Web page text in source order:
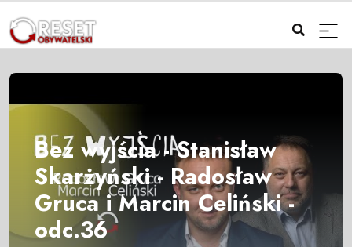
Bez wyjścia - Stanisław
Skarżyński - Radosław
Gruca i Marcin Celiński -
odc.36